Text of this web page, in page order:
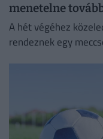
menetelne
A hét végéhez
rendeznek egy